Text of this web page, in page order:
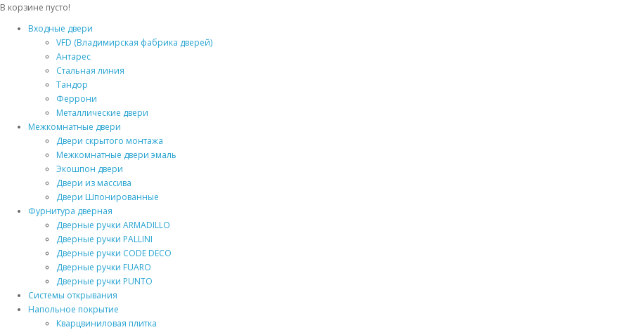
В корзине пусто!
Входные двери
VFD (Владимирская фабрика дверей)
Антарес
Стальная линия
Тандор
Феррони
Металлические двери
Межкомнатные двери
Двери скрытого монтажа
Межкомнатные двери эмаль
Экошпон двери
Двери из массива
Двери Шпонированные
Фурнитура дверная
Дверные ручки ARMADILLO
Дверные ручки PALLINI
Дверные ручки CODE DECO
Дверные ручки FUARO
Дверные ручки PUNTO
Системы открывания
Напольное покрытие
Кварцвиниловая плитка